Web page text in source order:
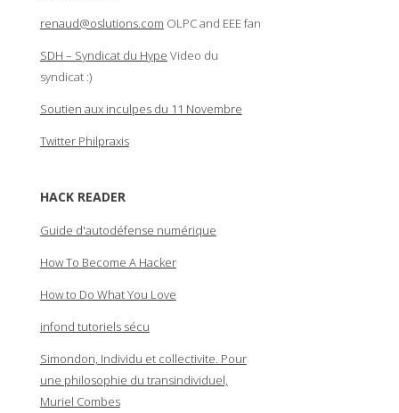
renaud@oslutions.com OLPC and EEE fan
SDH – Syndicat du Hype Video du
syndicat :)
Soutien aux inculpes du 11 Novembre
Twitter Philpraxis
HACK READER
Guide d'autodéfense numérique
How To Become A Hacker
How to Do What You Love
infond tutoriels sécu
Simondon, Individu et collectivite. Pour
une philosophie du transindividuel,
Muriel Combes